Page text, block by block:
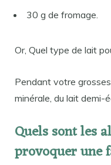
30 g de fromage.
Or, Quel type de lait
Pendant votre
minérale, du lait demi-
Quels sont les
provoquer une